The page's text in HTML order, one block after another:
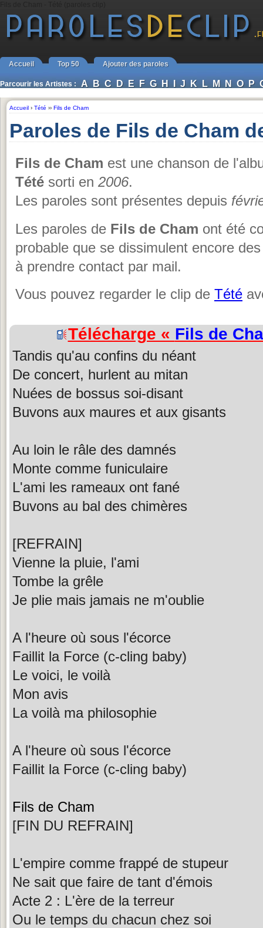
Accueil Top 50 Ajouter des paroles
Parcourir les Artistes : A B C D E F G H I J K L M N O P
Accueil › Tété ›› Fils de Cham
Paroles de Fils de Cham
Fils de Cham est une chanson de
Tété sorti en 2006.
Les paroles sont présentes depuis
Les paroles de Fils de Cham ont été
probable que se dissimulent encore
à prendre contact par mail.
Vous pouvez regarder le clip de Tété
Télécharge « Fils de
Tandis qu'au confins du néant
De concert, hurlent au mitan
Nuées de bossus soi-disant
Buvons aux maures et aux gisants
Au loin le râle des damnés
Monte comme funiculaire
L'ami les rameaux ont fané
Buvons au bal des chimères
[REFRAIN]
Vienne la pluie, l'ami
Tombe la grêle
Je plie mais jamais ne m'oublie
A l'heure où sous l'écorce
Faillit la Force (c-cling baby)
Le voici, le voilà
Mon avis
La voilà ma philosophie
A l'heure où sous l'écorce
Faillit la Force (c-cling baby)
Fils de Cham
[FIN DU REFRAIN]
L'empire comme frappé de stupeur
Ne sait que faire de tant d'émois
Acte 2 : L'ère de la terreur
Ou le temps du chacun chez soi